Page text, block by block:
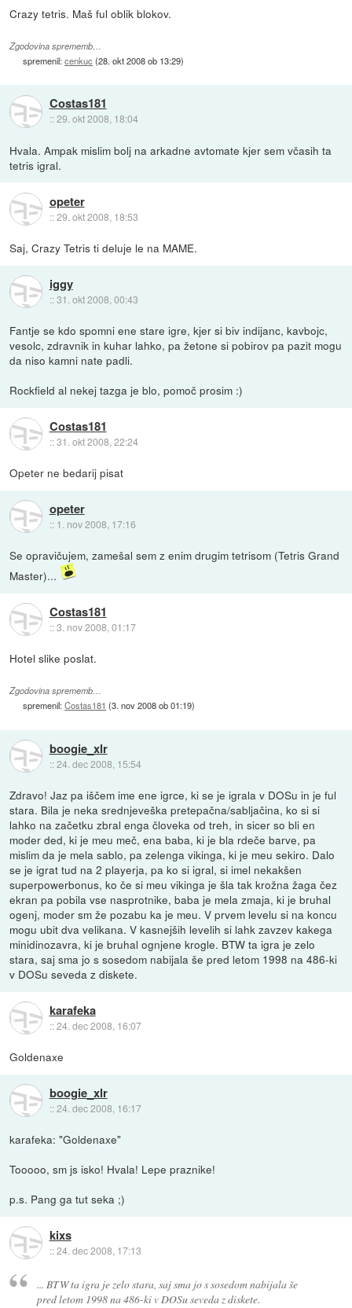
Crazy tetris. Maš ful oblik blokov.
Zgodovina sprememb…
spremenil:cenkuc (28. okt 2008 ob 13:29)
Costas181
::29. okt 2008, 18:04
Hvala. Ampak mislim bolj na arkadne avtomate kjer sem včasih ta
tetris igral.
opeter
::29. okt 2008, 18:53
Saj, Crazy Tetris ti deluje le na MAME.
iggy
::31. okt 2008, 00:43
Fantje se kdo spomni ene stare igre, kjer si biv indijanc, kavbojc,
vesolc, zdravnik in kuhar lahko, pa žetone si pobirov pa pazit mogu
da niso kamni nate padli.
Rockfield al nekej tazga je blo, pomoč prosim :)
Costas181
::31. okt 2008, 22:24
Opeter ne bedarij pisat
opeter
:: 1. nov 2008, 17:16
Se opravičujem, zamešal sem z enim drugim tetrisom (Tetris Grand
Master)...
Costas181
::3. nov 2008, 01:17
Hotel slike poslat.
Zgodovina sprememb…
spremenil:Costas181 (3. nov 2008 ob 01:19)
boogie_xlr
::24. dec 2008, 15:54
Zdravo! Jaz pa iščem ime ene igrce, ki se je igrala v DOSu in je ful
stara. Bila je neka srednjeveška pretepačna/sabljačina, ko si si
lahko na začetku zbral enga človeka od treh, in sicer so bli en
moder ded, ki je meu meč, ena baba, ki je bla rdeče barve, pa
mislim da je mela sablo, pa zelenga vikinga, ki je meu sekiro. Dalo
se je igrat tud na 2 playerja, pa ko si igral, si imel nekakšen
superpowerbonus, ko če si meu vikinga je šla tak krožna žaga čez
ekran pa pobila vse nasprotnike, baba je mela zmaja, ki je bruhal
ogenj, moder sm že pozabu ka je meu. V prvem levelu si na koncu
mogu ubit dva velikana. V kasnejših levelih si lahk zavzev kakega
minidinozavra, ki je bruhal ognjene krogle. BTW ta igra je zelo
stara, saj sma jo s sosedom nabijala še pred letom 1998 na 486-ki
v DOSu seveda z diskete.
karafeka
::24. dec 2008, 16:07
Goldenaxe
boogie_xlr
::24. dec 2008, 16:17
karafeka: "Goldenaxe"
Tooooo, sm js isko! Hvala! Lepe praznike!
p.s. Pang ga tut seka ;)
kixs
::24. dec 2008, 17:13
... BTW ta igra je zelo stara, saj sma jo s sosedom nabijala še
pred letom 1998 na 486-ki v DOSu seveda z diskete.